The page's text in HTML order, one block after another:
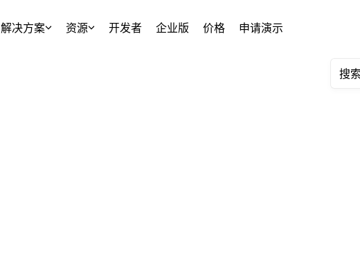
解决方案 资源 开发者 企业版 价格 申请演示